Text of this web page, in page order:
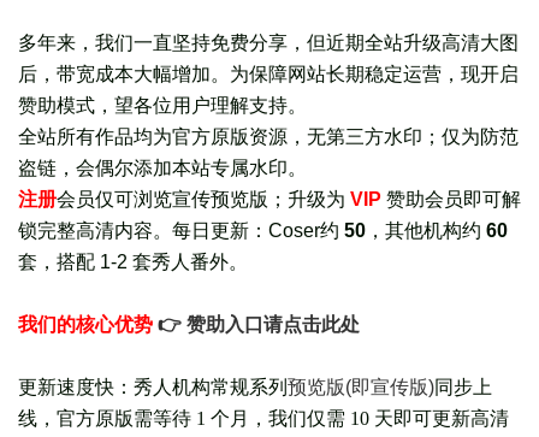
多年来，我们一直坚持免费分享，但近期全站升级高清大图
后，带宽成本大幅增加。为保障网站长期稳定运营，现开启
赞助模式，望各位用户理解支持。
全站所有作品均为官方原版资源，无第三方水印；仅为防范
盗链，会偶尔添加本站专属水印。
注册会员仅可浏览宣传预览版 ； 升级为 VIP 赞助会员即可解
锁完整高清内容。每日更新： Coser约 50 ，其他机构约 60
套， 搭配 1-2 套秀人番外。
我们的核心优势 👉 赞助入口请点击此处
更新速度快：秀人机构常规系列 预览版(即宣传版)同步上
线，官方原版需等待 1 个月，我们仅需 10 天即可更新高清